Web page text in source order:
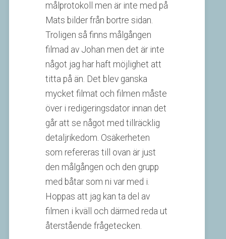
målprotokoll men är inte med på
Mats bilder från bortre sidan.
Troligen så finns målgången
filmad av Johan men det är inte
något jag har haft möjlighet att
titta på än. Det blev ganska
mycket filmat och filmen måste
över i redigeringsdator innan det
går att se något med tillräcklig
detaljrikedom. Osäkerheten
som refereras till ovan är just
den målgången och den grupp
med båtar som ni var med i.
Hoppas att jag kan ta del av
filmen i kväll och därmed reda ut
återstående frågetecken.